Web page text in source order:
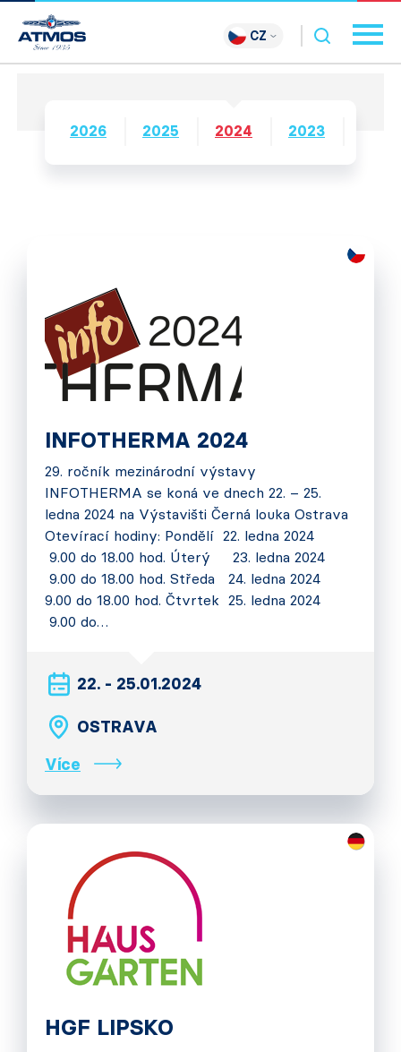
CZ
2026 2025 2024 2023
INFOTHERMA 2024
29. ročník mezinárodní výstavy
INFOTHERMA se koná ve dnech 22. – 25.
ledna 2024 na Výstavišti Černá louka Ostrava
Otevírací hodiny: Pondělí 22. ledna 2024
9.00 do 18.00 hod. Úterý 23. ledna 2024
9.00 do 18.00 hod. Středa 24. ledna 2024
9.00 do 18.00 hod. Čtvrtek 25. ledna 2024
9.00 do…
22. - 25.01.2024
OSTRAVA
Více
HGF LIPSKO